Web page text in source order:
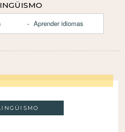
Aprender idiomas